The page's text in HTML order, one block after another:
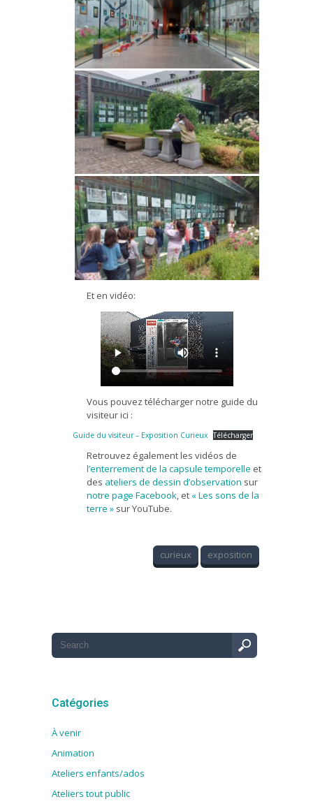
Et en vidéo:
Vous pouvez télécharger notre guide du
visiteur ici :
Guide du visiteur – Exposition Curieux Télécharger
Retrouvez également les vidéos de
l’enterrement de la capsule temporelle et
des ateliers de dessin d’observation sur
notre page Facebook, et « Les sons de la
terre » sur YouTube.
curieux exposition
Catégories
À venir
Animation
Ateliers enfants/ados
Ateliers tout public